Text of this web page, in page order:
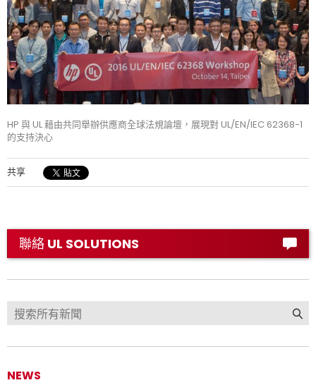
HP 與 UL 藉由共同舉辦供應商全球法規論壇，展現對 UL/EN/IEC 62368-1
的支持決心
共享
聯絡 UL SOLUTIONS
NEWS